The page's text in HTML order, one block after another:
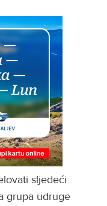
sljedeći
grupa udruge